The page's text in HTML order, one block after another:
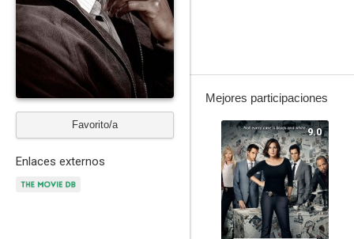
Favorito/a
Enlaces externos
Mejores participaciones
9.0